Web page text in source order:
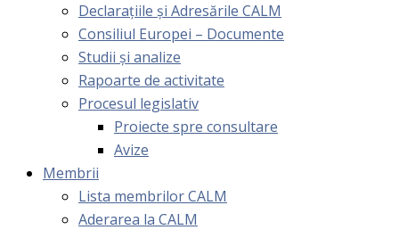
Declarațiile și Adresările CALM
Consiliul Europei – Documente
Studii și analize
Rapoarte de activitate
Procesul legislativ
Proiecte spre consultare
Avize
Membrii
Lista membrilor CALM
Aderarea la CALM